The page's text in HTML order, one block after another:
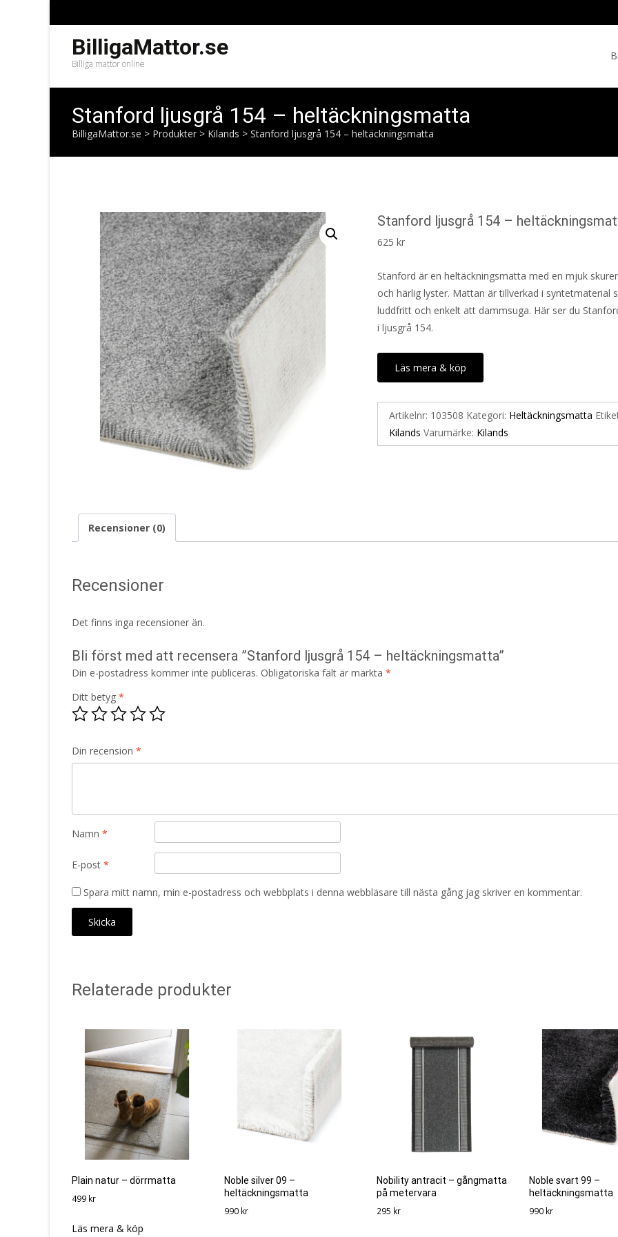
BilligaMattor.se
Billiga mattor online
Stanford ljusgrå 154 – heltäckningsmatta
BilligaMattor.se > Produkter > Kilands > Stanford ljusgrå 154 – heltäckningsmatta
Stanford ljusgrå 154 –
625kr
Stanford är en heltäckningsmatta med en mjuk
och härlig lyster. Mattan är tillverkad i syntetmaterial
luddfritt och enkelt att dammsuga. Här ser du
i ljusgrå 154.
Läs mera & köp
Artikelnr: 103508 Kategori: Heltäckningsmatta
Kilands Varumärke: Kilands
Recensioner (0)
Recensioner
Det finns inga recensioner än.
Bli först med att recensera ”Stanford ljusgrå 154 – heltäckningsmatta”
Din e-postadress kommer inte publiceras. Obligatoriska fält är märkta *
Ditt betyg *
Din recension *
Namn *
E-post *
Spara mitt namn, min e-postadress och webbplats i denna webbläsare till nästa gång jag skriver en kommentar.
Relaterade produkter
Plain natur – dörrmatta
499 kr
Läs mera & köp
Noble silver 09 –
heltäckningsmatta
990 kr
Nobility antracit – gångmatta
på metervara
295 kr
Noble svart 99 –
heltäckningsmatta
990 kr